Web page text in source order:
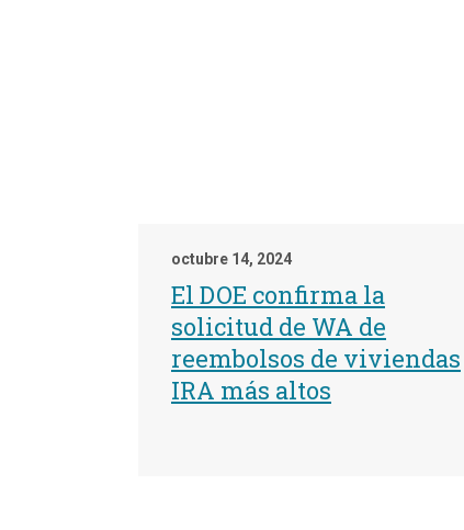
octubre 14, 2024
El DOE confirma la
solicitud de WA de
reembolsos de viviendas
IRA más altos